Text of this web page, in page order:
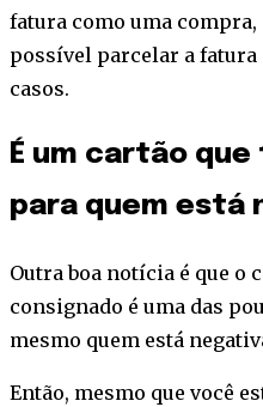
fatura como uma compra,
possível parcelar a fatura
casos.
É um cartão
para quem está
Outra boa notícia é que o
consignado é uma das
mesmo quem está
Então, mesmo que você